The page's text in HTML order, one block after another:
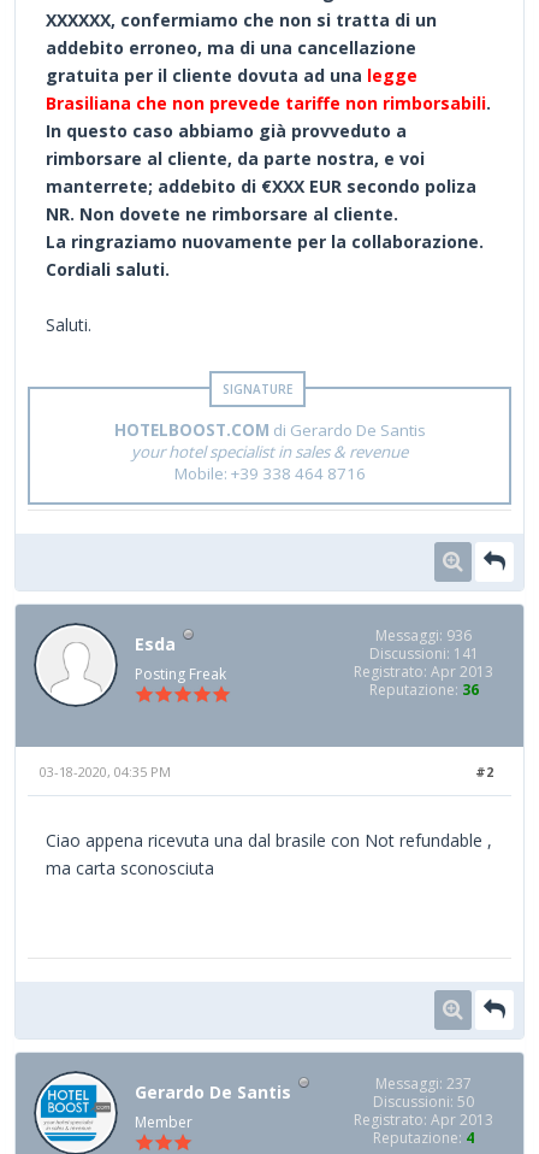
XXXXXX, confermiamo che non si tratta di un
addebito erroneo, ma di una cancellazione
gratuita per il cliente dovuta ad una legge
Brasiliana che non prevede tariffe non rimborsabili.
In questo caso abbiamo già provveduto a
rimborsare al cliente, da parte nostra, e voi
manterrete; addebito di €XXX EUR secondo poliza
NR. Non dovete ne rimborsare al cliente.
La ringraziamo nuovamente per la collaborazione.
Cordiali saluti.
Saluti.
HOTELBOOST.COM di Gerardo De Santis
your hotel specialist in sales & revenue
Mobile: +39 338 464 8716
Esda
Posting Freak
Messaggi: 936
Discussioni: 141
Registrato: Apr 2013
Reputazione: 36
#2
03-18-2020, 04:35 PM
Ciao appena ricevuta una dal brasile con Not refundable ,
ma carta sconosciuta
Gerardo De Santis
Member
Messaggi: 237
Discussioni: 50
Registrato: Apr 2013
Reputazione: 4